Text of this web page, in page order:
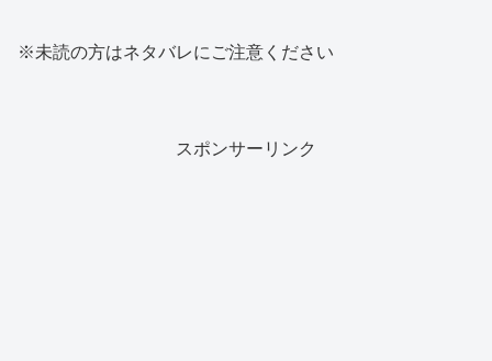
※未読の方はネタバレにご注意ください
スポンサーリンク